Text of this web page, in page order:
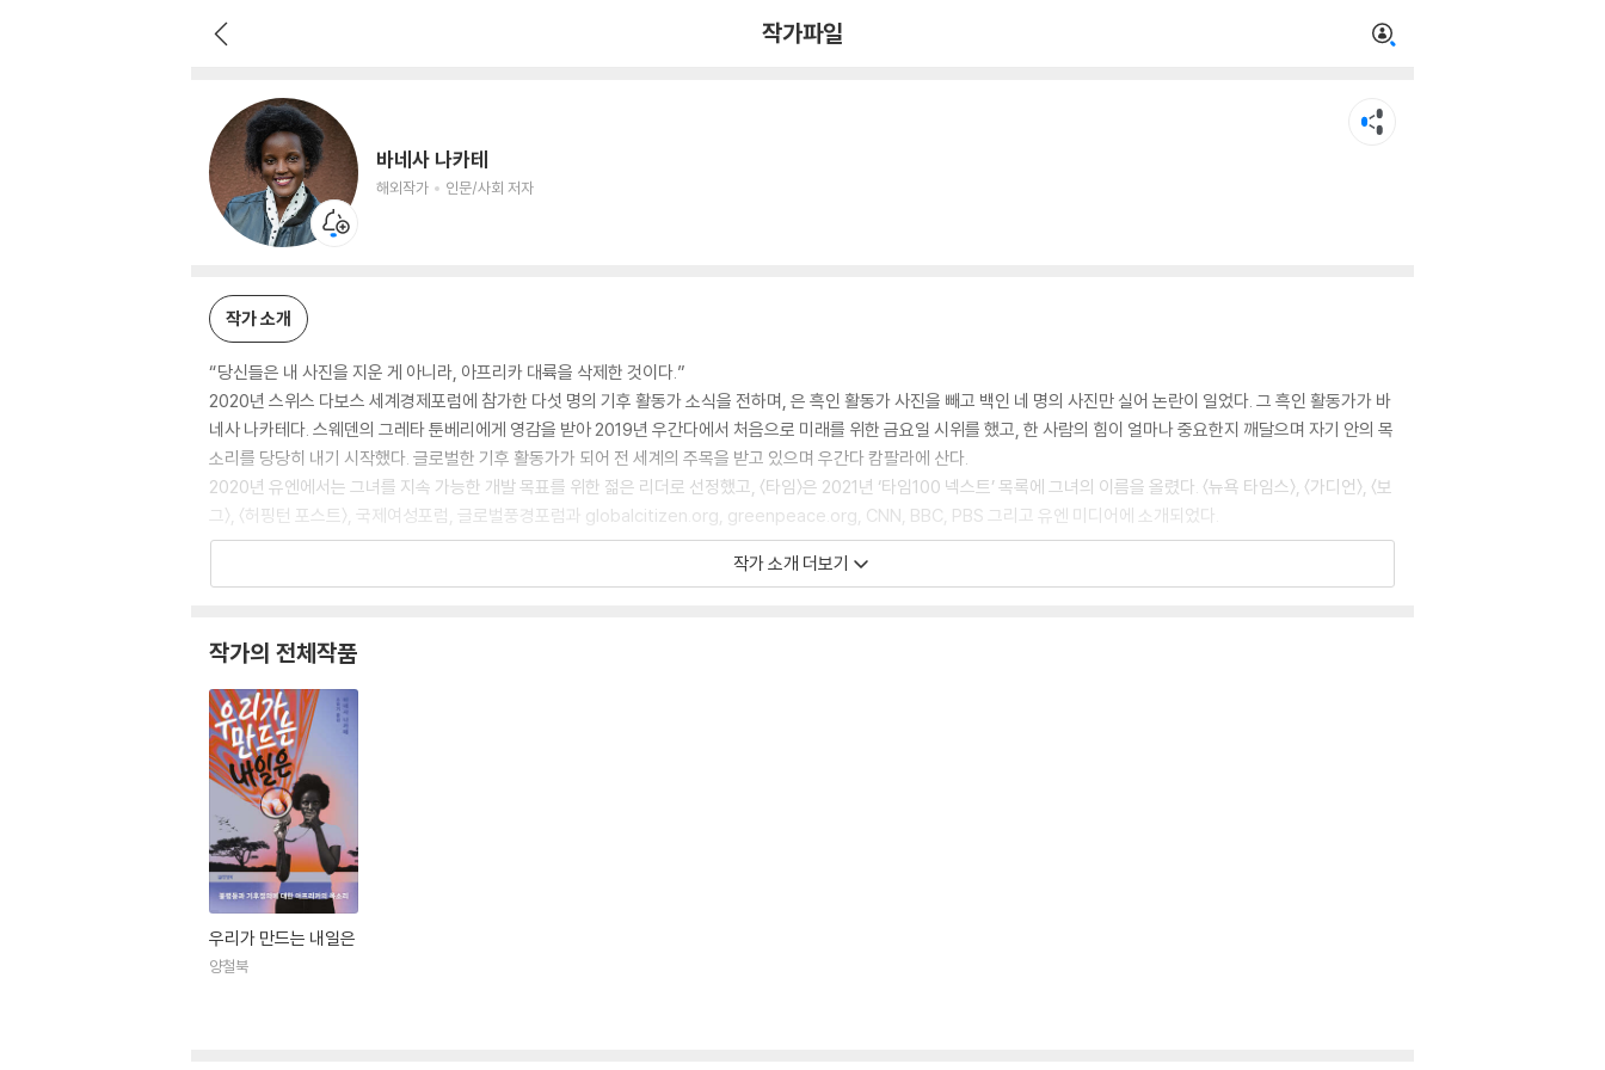
작가파일
바네사 나카테
해외작가 인문/사회 저자
작가 소개
“당신들은 내 사진을 지운 게 아니라, 아프리카 대륙을 삭제한 것이다.”
2020년 스위스 다보스 세계경제포럼에 참가한 다섯 명의 기후 활동가 소식을 전하며, 은 흑인 활동가 사진을 빼고 백인 네 명의 사진만 실어 논란이 일었다. 그 흑인 활동가가 바
네사 나카테다. 스웨덴의 그레타 툰베리에게 영감을 받아 2019년 우간다에서 처음으로 미래를 위한 금요일 시위를 했고, 한 사람의 힘이 얼마나 중요한지 깨달으며 자기 안의 목
소리를 당당히 내기 시작했다. 글로벌한 기후 활동가가 되어 전 세계의 주목을 받고 있으며 우간다 캄팔라에 산다.
2020년 유엔에서는 그녀를 지속 가능한 개발 목표를 위한 젊은 리더로 선정했고, 〈타임〉은 2021년 ‘타임100 넥스트’ 목록에 그녀의 이름을 올렸다. 〈뉴욕 타임스〉, 〈가디언〉, 〈보
그〉, 〈허핑턴 포스트〉, 국제여성포럼, 글로벌풍경포럼과 globalcitizen.org, greenpeace.org, CNN, BBC, PBS 그리고 유엔 미디어에 소개되었다.
작가 소개 더보기
작가의 전체작품
우리가 만드는 내일은
양철북